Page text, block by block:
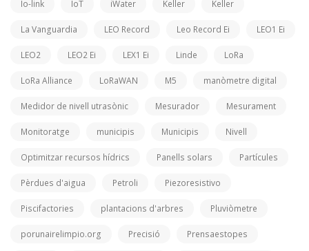
Io-link IoT iWater Keller Keller
La Vanguardia LEO Record Leo Record Ei LEO1 Ei
LEO2 LEO2 Ei LEX1 Ei Linde LoRa
LoRa Alliance LoRaWAN M5 manòmetre digital
Medidor de nivell utrasònic Mesurador Mesurament
Monitoratge municipis Municipis Nivell
Optimitzar recursos hídrics Panells solars Partícules
Pèrdues d'aigua Petroli Piezoresistivo
Piscifactories plantacions d'arbres Pluviòmetre
porunairelimpio.org Precisió Prensaestopes